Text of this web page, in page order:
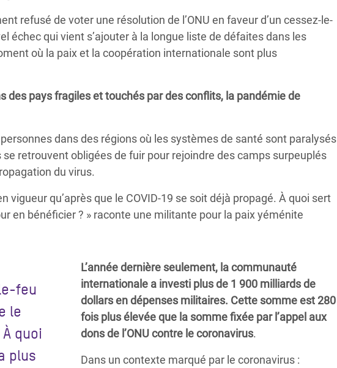
refusé de voter une résolution de l’ONU en faveur d’un cessez-le-
échec qui vient s’ajouter à la longue liste de défaites dans les
où la paix et la coopération internationale sont plus
des pays fragiles et touchés par des conflits, la pandémie de
dans des régions où les systèmes de santé sont paralysés
retrouvent obligées de fuir pour rejoindre des camps surpeuplés
du virus.
vigueur qu’après que le COVID-19 se soit déjà propagé. À quoi sert
en bénéficier ? » raconte une militante pour la paix yéménite
feu
le
quoi
plus
L’année dernière seulement, la communauté
internationale a investi plus de 1 900 milliards de
dollars en dépenses militaires. Cette somme est 280
fois plus élevée que la somme fixée par l’appel aux
dons de l’ONU contre le coronavirus.
Dans un contexte marqué par le coronavirus :